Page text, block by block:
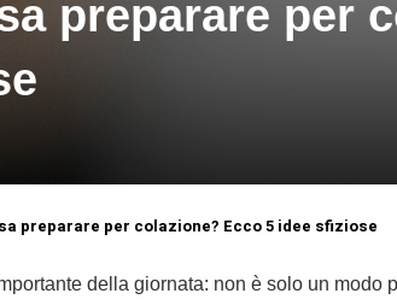
preparare per
preparare per colazione? Ecco 5 idee sfiziose
della giornata: non è solo un modo